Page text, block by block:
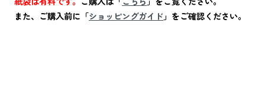
また、ご購入前に「ショッピングガイド 」をご確認ください。